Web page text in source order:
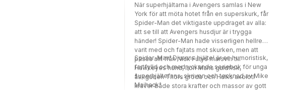
När superhjältarna i Avengers samlas i New
York för att möta hotet från en superskurk, får
Spider-Man det viktigaste uppdraget av alla:
att se till att Avengers husdjur är i trygga
händer! Spider-Man hade visserligen hellre
varit med och fajtats mot skurken, men att
passa allt från Nick Furys marsvin till
Hawkeyes hund, Iron Mans guldfisk,
åskguden Thors groda och Hulks axolotl
kräver både stora krafter och massor av gott
Spider-Man: Djurens hjälte! är en humoristisk,
fartfylld och medryckande seriebok för unga
superhjältefans, skriven och tecknad av Mike
Maihack.